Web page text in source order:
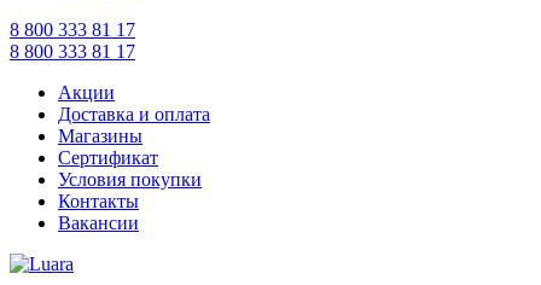
8 800 333 81 17
8 800 333 81 17
Акции
Доставка и оплата
Магазины
Сертификат
Условия покупки
Контакты
Вакансии